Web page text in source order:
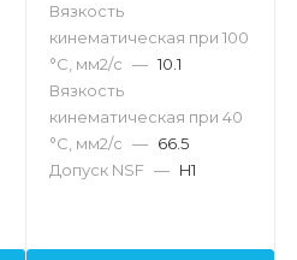
Вязкость
кинематическая при 100
°С, мм2/с — 10.1
Вязкость
кинематическая при 40
°С, мм2/с — 66.5
Допуск NSF — H1